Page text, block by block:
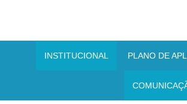
INSTITUCIONAL PLANO DE